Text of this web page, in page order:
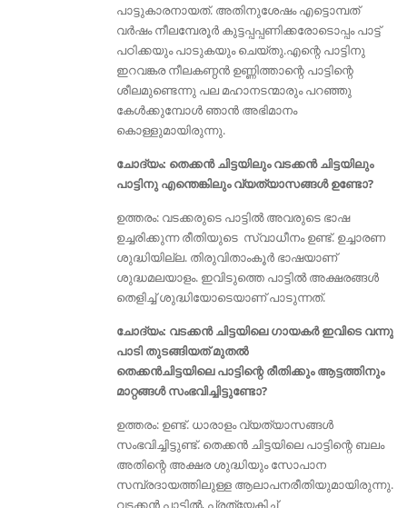
പാട്ടുകാരനായത്. അതിനുശേഷം എട്ടൊമ്പത്
വർഷം നീലമ്പേരൂർ കുട്ടപ്പപ്പണിക്കരോടൊപ്പം പാട്ട്
പഠിക്കയും പാടുകയും ചെയ്തു.എന്റെ പാട്ടിനു
ഇറവങ്കര നീലകണ്ഠന്‍ ഉണ്ണിത്താന്റെ പാട്ടിന്റെ
ശീലമുണ്ടെന്നു പല മഹാനടന്മാരും പറഞ്ഞു
കേള്‍ക്കുമ്പോള്‍ ഞാന്‍ അഭിമാനം
കൊള്ളുമായിരുന്നു.
ചോദ്യം: തെക്കന്‍ ചിട്ടയിലും വടക്കന്‍ ചിട്ടയിലും
പാട്ടിനു എന്തെങ്കിലും വ്യത്യാസങ്ങൾ ഉണ്ടോ?
ഉത്തരം: വടക്കരുടെ പാട്ടില്‍ അവരുടെ ഭാഷ
ഉച്ചരിക്കുന്ന രീതിയുടെ സ്വാധീനം ഉണ്ട്. ഉച്ചാരണ
ശുദ്ധിയില്ല. തിരുവിതാംകൂര്‍ ഭാഷയാണ്‌
ശുദ്ധമലയാളം. ഇവിടുത്തെ പാട്ടില്‍ അക്ഷരങ്ങള്‍
തെളിച്ച് ശുദ്ധിയോടെയാണ് പാടുന്നത്.
ചോദ്യം: വടക്കൻ ചിട്ടയിലെ ഗായകര്‍ ഇവിടെ വന്നു
പാടി തുടങ്ങിയത് മുതല്‍
തെക്കന്‍ചിട്ടയിലെ പാട്ടിന്റെ രീതിക്കും ആട്ടത്തിനും
മാറ്റങ്ങള്‍ സംഭവിച്ചിട്ടുണ്ടോ?
ഉത്തരം: ഉണ്ട്. ധാരാളം വ്യത്യാസങ്ങൾ
സംഭവിച്ചിട്ടുണ്ട്. തെക്കന്‍ ചിട്ടയിലെ പാട്ടിന്റെ ബലം
അതിന്റെ അക്ഷര ശുദ്ധിയും സോപാന
സമ്പ്രദായത്തിലുള്ള ആലാപനരീതിയുമായിരുന്നു.
വടക്കൻ പാട്ടിൽ, പ്രത്യേകിച്ച്